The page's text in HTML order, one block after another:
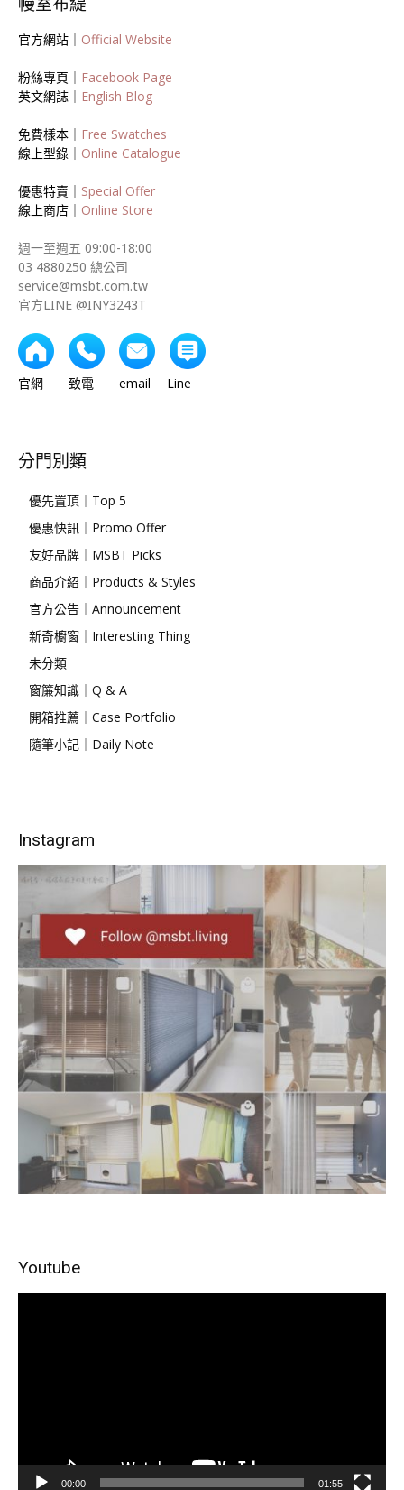
官方網站｜ Official Website
粉絲專頁｜ Facebook Page
英文網誌｜ English Blog
免費樣本｜ Free Swatches
線上型錄｜ Online Catalogue
優惠特賣｜ Special Offer
線上商店｜ Online Store
週一至週五 09:00-18:00
03 4880250 總公司
service@msbt.com.tw
官方LINE @INY3243T
官網 致電 email Line
分門別類
優先置頂｜Top 5
優惠快訊｜Promo Offer
友好品牌｜MSBT Picks
商品介紹｜Products & Styles
官方公告｜Announcement
新奇櫥窗｜Interesting Thing
未分類
窗簾知識｜Q & A
開箱推薦｜Case Portfolio
隨筆小記｜Daily Note
Instagram
Youtube
00:00 01:55